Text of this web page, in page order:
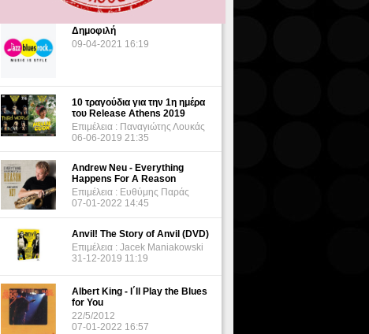
Δημοφιλή
09-04-2021 16:19
10 τραγούδια για την 1η ημέρα
του Release Athens 2019
Επιμέλεια : Παναγιώτης Λουκάς
06-06-2019 21:35
Andrew Neu - Everything
Happens For A Reason
Επιμέλεια : Ευθύμης Παράς
07-01-2022 14:45
Anvil! The Story of Anvil (DVD)
Επιμέλεια : Jacek Maniakowski
31-12-2019 11:19
Albert King - I΄ll Play the Blues
for You
22/5/2012
07-01-2022 16:57